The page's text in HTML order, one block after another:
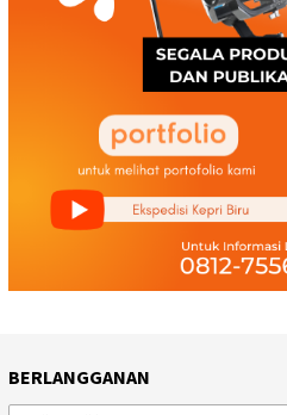
BERLANGGANAN